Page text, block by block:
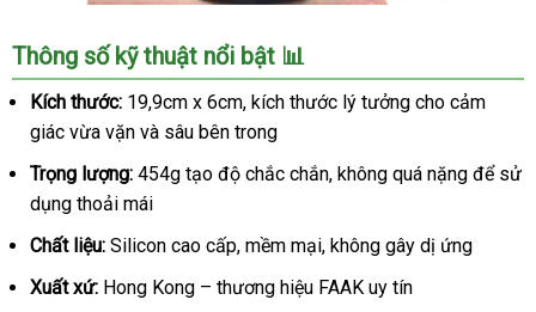
Dụng
Cụ
Kích
Thích
Hậu
Môn
Hình
Hạt
Siêu
Thông số kỹ thuật nổi bật 📊
Kích thước: 19,9cm x 6cm, kích thước lý tưởng cho cảm
giác vừa vặn và sâu bên trong
Trọng lượng: 454g tạo độ chắc chắn, không quá nặng để sử
dụng thoải mái
Chất liệu: Silicon cao cấp, mềm mại, không gây dị ứng
Xuất xứ: Hong Kong – thương hiệu FAAK uy tín